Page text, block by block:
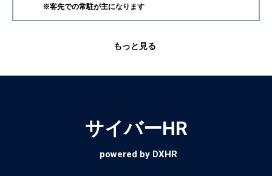
もっと見る
※客先での常駐が主になります
サイバーHR
powered by DXHR